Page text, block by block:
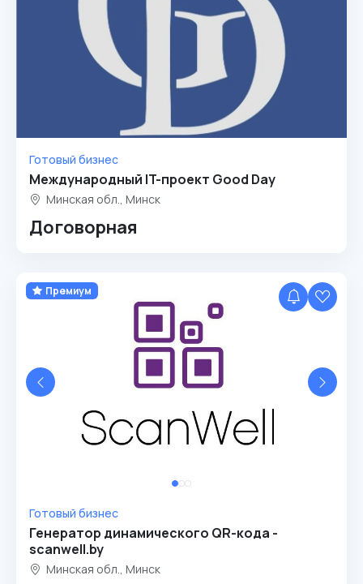
Готовый бизнес
Международный IT-проект Good Day
Минская обл., Минск
Договорная
Премиум
Готовый бизнес
Генератор динамического QR-кода -
scanwell.by
Минская обл., Минск